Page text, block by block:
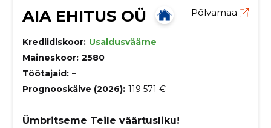
AIA EHITUS OÜ Põlvamaa
Krediidiskoor: Usaldusväärne
Maineskoor: 2580
Töötajaid: –
Prognooskäive (2026): 119 571 €
Ümbritseme Teile väärtusliku!